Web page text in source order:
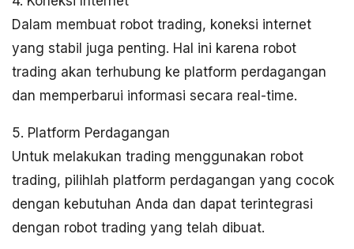
Dalam membuat robot trading, koneksi internet
yang stabil juga penting. Hal ini karena robot
trading akan terhubung ke platform perdagangan
dan memperbarui informasi secara real-time.
5. Platform Perdagangan
Untuk melakukan trading menggunakan robot
trading, pilihlah platform perdagangan yang cocok
dengan kebutuhan Anda dan dapat terintegrasi
dengan robot trading yang telah dibuat.